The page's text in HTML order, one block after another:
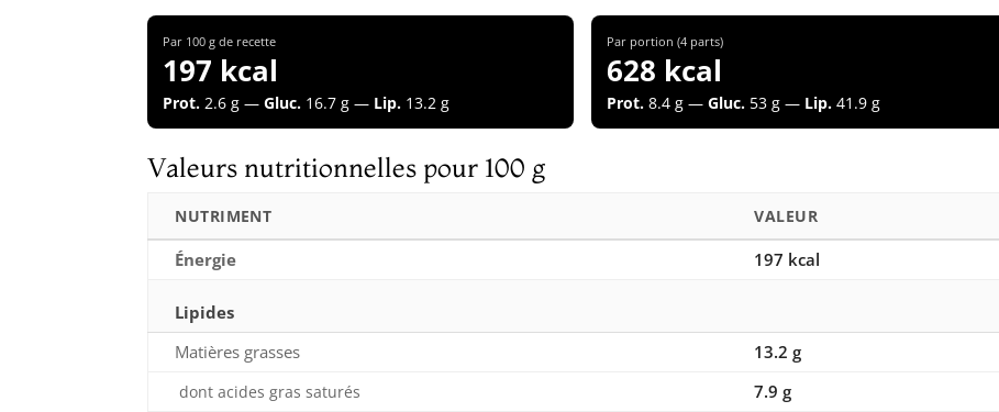
Par 100 g de recette
197 kcal
Prot. 2.6 g —Gluc. 16.7 g — Lip. 13.2 g
Par portion (4 parts)
628 kcal
Prot. 8.4 g —Gluc. 53 g — Lip. 41.9 g
Valeurs nutritionnelles pour 100 g
NUTRIMENT VALEUR
Énergie 197 kcal
Lipides
Matières grasses
13.2 g
dont acides gras saturés 7.9 g